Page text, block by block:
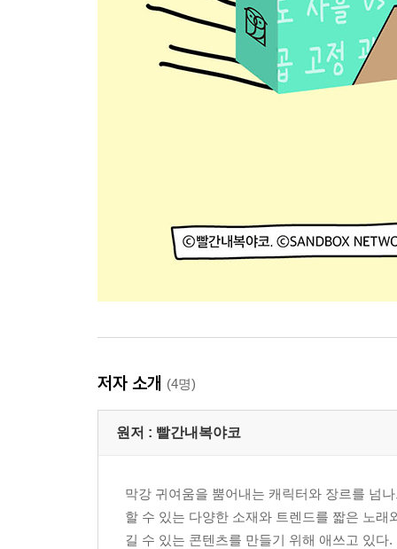
저자 소개 (4명)
원저 : 빨간내복야코
막강 귀여움을 뿜어내는 캐릭터와 장르를 넘
할 수 있는 다양한 소재와 트렌드를 짧은 노
길 수 있는 콘텐츠를 만들기 위해 애쓰고 있다.